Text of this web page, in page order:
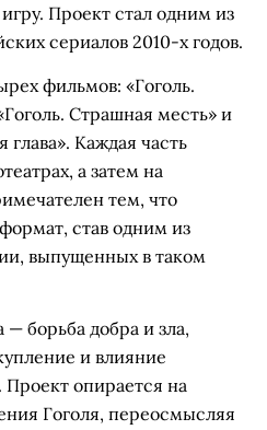
Проект стал одним из
сериалов 2010-х годов.
фильмов: «Гоголь.
Страшная месть» и
глава». Каждая часть
а затем на
тем, что
став одним из
выпущенных в таком
борьба добра и зла,
и влияние
опирается на
Гоголя, переосмысляя